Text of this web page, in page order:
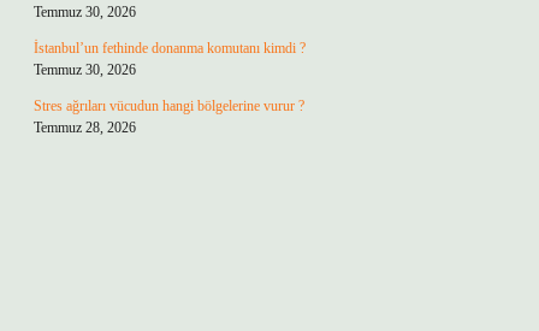
Temmuz 30, 2026
İstanbul’un fethinde donanma komutanı kimdi ?
Temmuz 30, 2026
Stres ağrıları vücudun hangi bölgelerine vurur ?
Temmuz 28, 2026